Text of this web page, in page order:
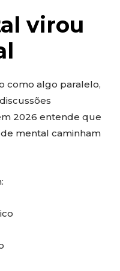
virou
como algo paralelo,
2026 entende que
mental caminham